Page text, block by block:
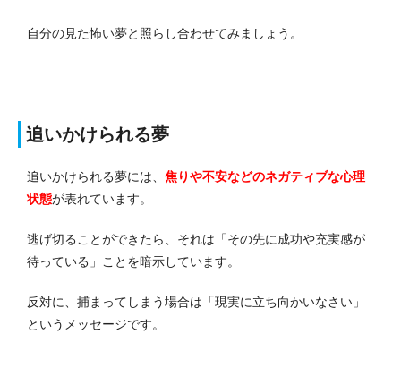
自分の見た怖い夢と照らし合わせてみましょう。
追いかけられる夢
追いかけられる夢には、 焦りや不安などのネガティブな心理
状態が表れています。
逃げ切ることができたら、それは「その先に成功や充実感が
待っている」ことを暗示しています。
反対に、捕まってしまう場合は「現実に立ち向かいなさい」
というメッセージです。